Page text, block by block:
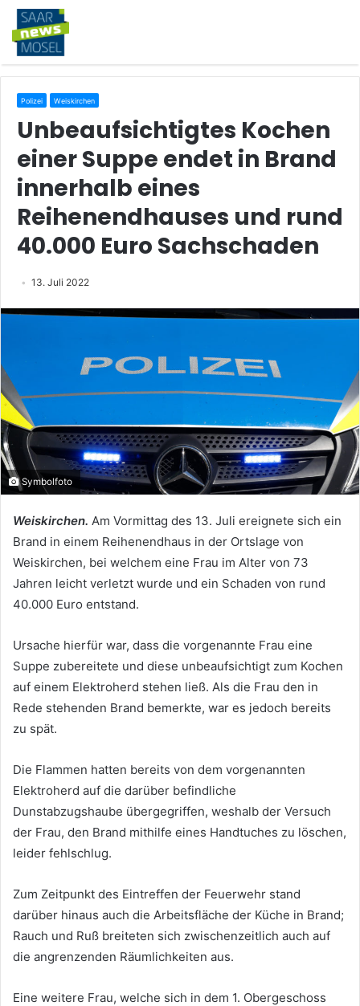
Polizei Weiskirchen
Unbeaufsichtigtes Kochen
einer Suppe endet in Brand
innerhalb eines
Reihenendhauses und rund
40.000 Euro Sachschaden
13. Juli 2022
Symbolfoto
Weiskirchen. Am Vormittag des 13. Juli ereignete sich ein
Brand in einem Reihenendhaus in der Ortslage von
Weiskirchen, bei welchem eine Frau im Alter von 73
Jahren leicht verletzt wurde und ein Schaden von rund
40.000 Euro entstand.
Ursache hierfür war, dass die vorgenannte Frau eine
Suppe zubereitete und diese unbeaufsichtigt zum Kochen
auf einem Elektroherd stehen ließ. Als die Frau den in
Rede stehenden Brand bemerkte, war es jedoch bereits
zu spät.
Die Flammen hatten bereits von dem vorgenannten
Elektroherd auf die darüber befindliche
Dunstabzugshaube übergegriffen, weshalb der Versuch
der Frau, den Brand mithilfe eines Handtuches zu löschen,
leider fehlschlug.
Zum Zeitpunkt des Eintreffen der Feuerwehr stand
darüber hinaus auch die Arbeitsfläche der Küche in Brand;
Rauch und Ruß breiteten sich zwischenzeitlich auch auf
die angrenzenden Räumlichkeiten aus.
Eine weitere Frau, welche sich in dem 1. Obergeschoss